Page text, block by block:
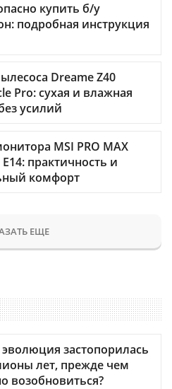
купить б/у
подробная инструкция
Dreame Z40
Pro: сухая и влажная
усилий
MSI PRO MAX
E14: практичность и
комфорт
ЕЩЕ
застопорилась
лет, прежде чем
возобновиться?